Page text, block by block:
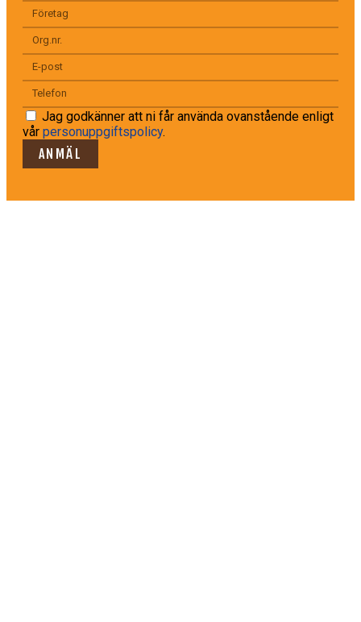
Jag godkänner att ni får använda ovanstående enligt
vår personuppgiftspolicy.
ANMÄL